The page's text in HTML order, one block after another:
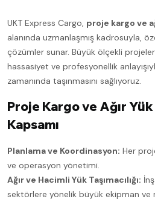
UKT Express Cargo, proje kargo ve
alanında uzmanlaşmış kadrosuyla,
çözümler sunar. Büyük ölçekli
hassasiyet ve profesyonellik
zamanında taşınmasını sağlıyoruz.
Proje Kargo ve Ağır
Kapsamı
Planlama ve Koordinasyon: Her
ve operasyon yönetimi.
Ağır ve Hacimli Yük Taşımacılığı:
sektörlere yönelik büyük ekipman ve